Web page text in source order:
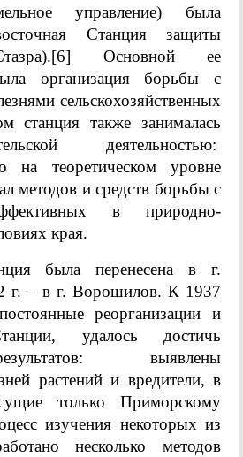
управление) была
Станция защиты
[6] Основной ее
организация борьбы с
сельскохозяйственных
станция также занималась
деятельностью:
на теоретическом уровне
методов и средств борьбы с
в природно-
края.
была перенесена в г.
г. – в г. Ворошилов. К 1937
реорганизации и
удалось достичь
выявлены
растений и вредители, в
только Приморскому
изучения некоторых из
несколько методов